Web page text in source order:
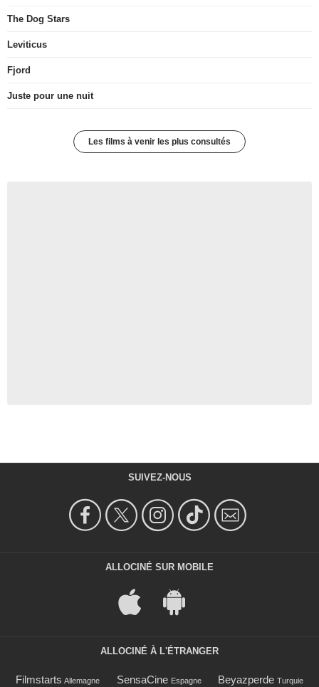
The Dog Stars
Leviticus
Fjord
Juste pour une nuit
Les films à venir les plus consultés
SUIVEZ-NOUS
ALLOCINÉ SUR MOBILE
ALLOCINÉ À L'ÉTRANGER
Filmstarts Allemagne SensaCine Espagne Beyazperde Turquie